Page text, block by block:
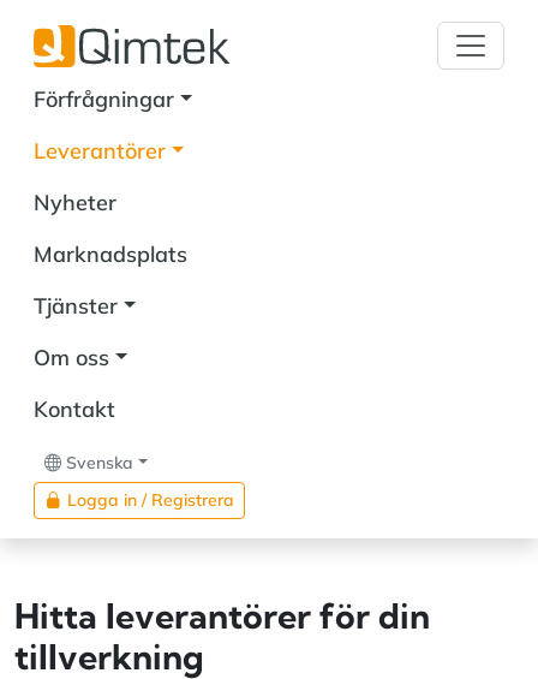
Förfrågningar
Leverantörer
Nyheter
Marknadsplats
Tjänster
Om oss
Kontakt
Svenska
Logga in / Registrera
Hitta leverantörer för din
tillverkning